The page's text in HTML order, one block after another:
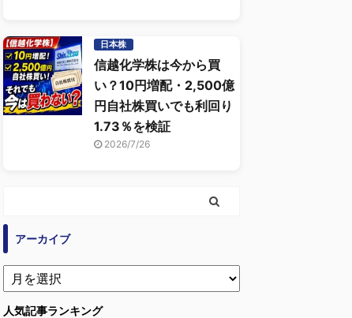
日本株
信越化学株は今から買
い？10円増配・2,500億
円自社株買いでも利回り
1.73％を検証
2026/7/26
アーカイブ
人気記事ランキング